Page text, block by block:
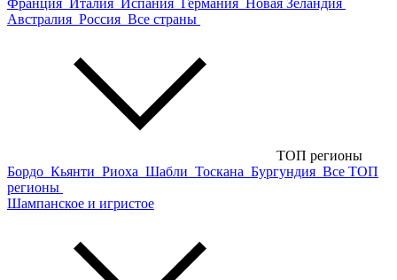
Франция Италия Испания Германия Новая Зеландия
Австралия Россия Все страны
ТОП регионы
Бордо Кьянти Риоха Шабли Тоскана Бургундия Все ТОП
регионы
Шампанское и игристое